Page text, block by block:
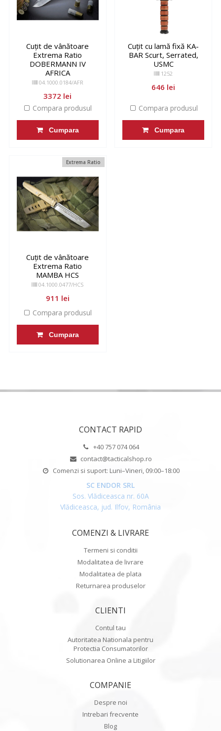
Cuțit de vânătoare
Extrema Ratio
DOBERMANN IV
AFRICA
04.1000.0184/AFR
3372 lei
Compara produsul
Cumpara
Cuțit cu lamă fixă KA-
BAR Scurt, Serrated,
USMC
1252
646 lei
Compara produsul
Cumpara
Extrema Ratio
Cuțit de vânătoare
Extrema Ratio
MAMBA HCS
04.1000.0477/HCS
911 lei
Compara produsul
Cumpara
CONTACT RAPID
+40 757 074 064
contact@tacticalshop.ro
Comenzi si suport: Luni–Vineri, 09:00–18:00
SC ENDOR SRL
Sos. Vlădiceasca nr. 60A
Vlădiceasca, jud. Ilfov, România
COMENZI & LIVRARE
Termeni si conditii
Modalitatea de livrare
Modalitatea de plata
Returnarea produselor
CLIENTI
Contul tau
Autoritatea Nationala pentru
Protectia Consumatorilor
Solutionarea Online a Litigiilor
COMPANIE
Despre noi
Intrebari frecvente
Blog